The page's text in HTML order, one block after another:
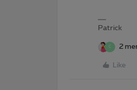
Patrick
C 2
Like